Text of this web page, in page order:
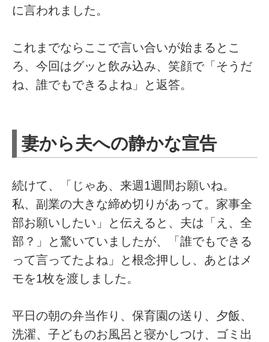
に言われました。
これまでならここで言い合いが始まるとこ
ろ、今回はグッと飲み込み、笑顔で「そうだ
ね、誰でもできるよね」と返答。
妻から夫への静かな宣告
続けて、「じゃあ、来週1週間お願いね。
私、副業の大きな締め切りがあって。家事全
部お願いしたい」と伝えると、夫は「え、全
部？」と驚いていましたが、「誰でもできる
って言ってたよね」と根念押しし、あとはメ
モを1枚を渡しました。
平日の朝の弁当作り、保育園の送り、夕飯、
洗濯、子どものお風呂と寝かしつけ、ゴミ出